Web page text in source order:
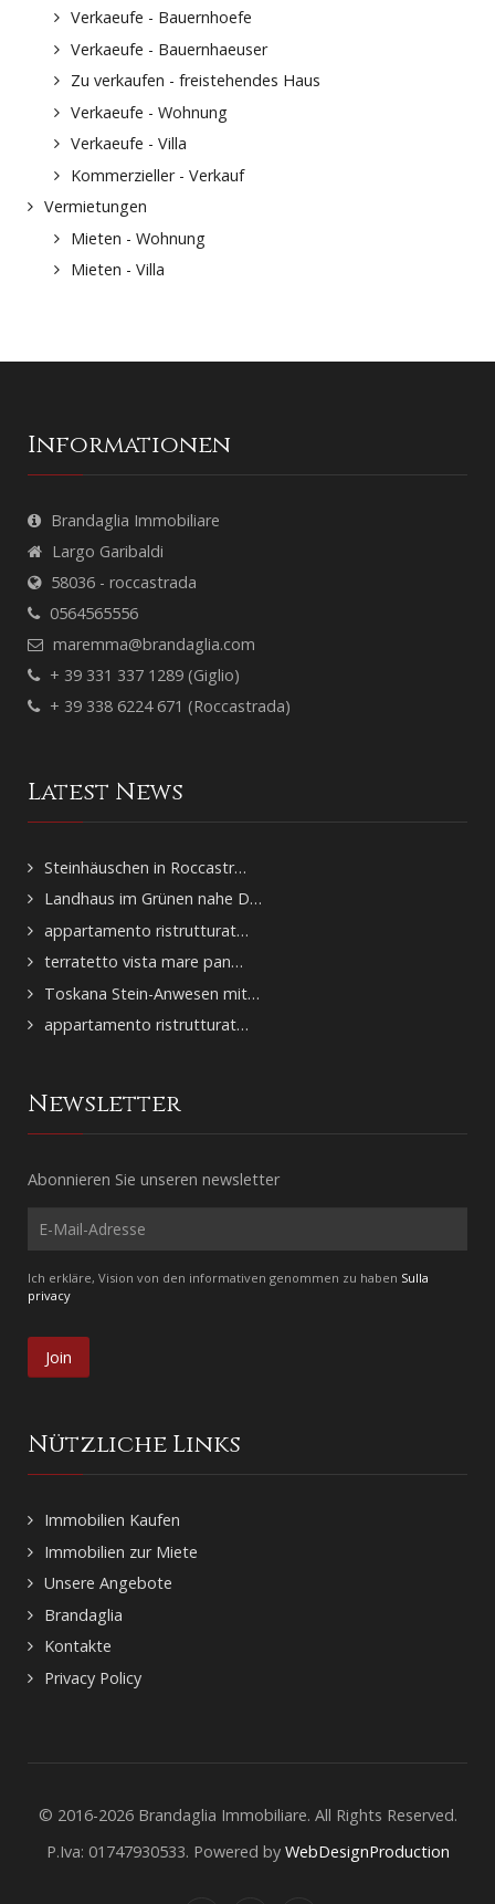
Verkaeufe - Bauernhoefe
Verkaeufe - Bauernhaeuser
Zu verkaufen - freistehendes Haus
Verkaeufe - Wohnung
Verkaeufe - Villa
Kommerzieller - Verkauf
Vermietungen
Mieten - Wohnung
Mieten - Villa
Informationen
Brandaglia Immobiliare
Largo Garibaldi
58036 - roccastrada
0564565556
maremma@brandaglia.com
+ 39 331 337 1289 (Giglio)
+ 39 338 6224 671 (Roccastrada)
Latest News
Steinhäuschen in Roccastr…
Landhaus im Grünen nahe D…
appartamento ristrutturat…
terratetto vista mare pan…
Toskana Stein-Anwesen mit…
appartamento ristrutturat…
Newsletter
Abonnieren Sie unseren newsletter
Ich erkläre, Vision von den informativen genommen zu haben Sulla
privacy
Nützliche Links
Immobilien Kaufen
Immobilien zur Miete
Unsere Angebote
Brandaglia
Kontakte
Privacy Policy
© 2016-2026 Brandaglia Immobiliare. All Rights Reserved.
P.Iva: 01747930533. Powered by WebDesignProduction